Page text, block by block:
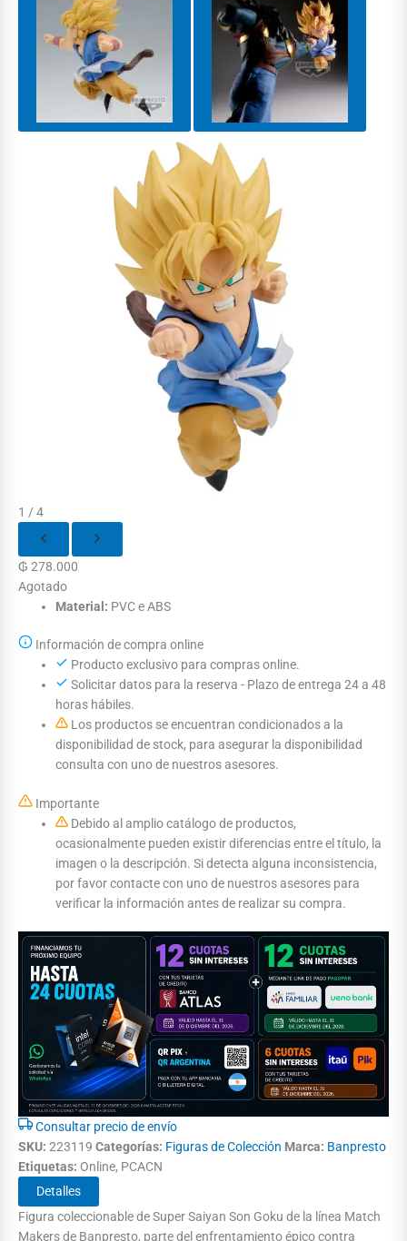
1 / 4
₲ 278.000
Agotado
Material: PVC e ABS
Información de compra online
Producto exclusivo para compras online.
Solicitar datos para la reserva - Plazo de entrega 24 a 48
horas hábiles.
Los productos se encuentran condicionados a la
disponibilidad de stock, para asegurar la disponibilidad
consulta con uno de nuestros asesores.
Importante
Debido al amplio catálogo de productos,
ocasionalmente pueden existir diferencias entre el título, la
imagen o la descripción. Si detecta alguna inconsistencia,
por favor contacte con uno de nuestros asesores para
verificar la información antes de realizar su compra.
Consultar precio de envío
SKU: 223119 Categorías: Figuras de Colección Marca: Banpresto
Etiquetas: Online, PCACN
Detalles
Figura coleccionable de Super Saiyan Son Goku de la línea Match
Makers de Banpresto, parte del enfrentamiento épico contra